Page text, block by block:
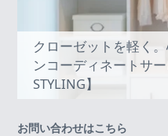
クローゼットを軽く
ンコーディネートサー
STYLING】
お問い合わせはこちら